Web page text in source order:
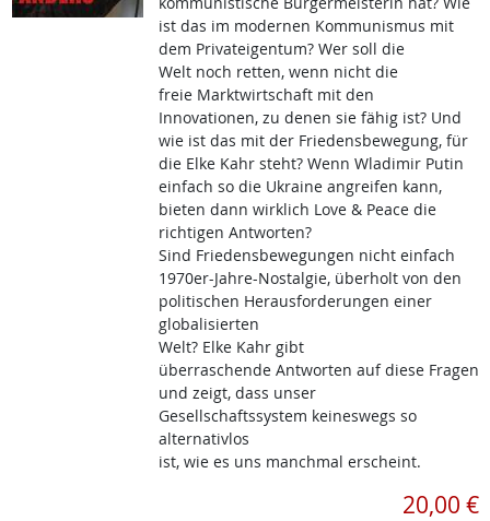
ist das im modernen Kommunismus mit
dem Privateigentum? Wer soll die
Welt noch retten, wenn nicht die
freie Marktwirtschaft mit den
Innovationen, zu denen sie fähig ist? Und
wie ist das mit der Friedensbewegung, für
die Elke Kahr steht? Wenn Wladimir Putin
einfach so die Ukraine angreifen kann,
bieten dann wirklich Love & Peace die
richtigen Antworten?
Sind Friedensbewegungen nicht einfach
1970er-Jahre-Nostalgie, überholt von den
politischen Herausforderungen einer
globalisierten
Welt? Elke Kahr gibt
überraschende Antworten auf diese Fragen
und zeigt, dass unser
Gesellschaftssystem keineswegs so
alternativlos
ist, wie es uns manchmal erscheint.
20,00 €